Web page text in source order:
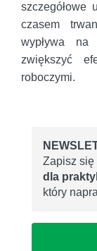
szczegółowe
czasem
wypływa
zwiększyć
roboczymi.
Zapisz się
dla
który